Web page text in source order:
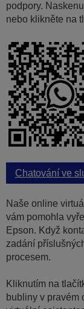
podpory.
nebo klikněte na
Chatování ve
Naše online
vám pomohla
Epson. Když
zadání
procesem.
Kliknutím na
bubliny v pravém